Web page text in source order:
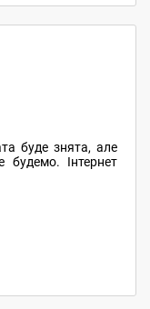
буде знята, але
будемо. Інтернет